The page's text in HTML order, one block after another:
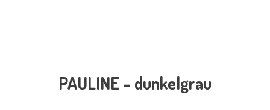
PAULINE – dunkelgrau